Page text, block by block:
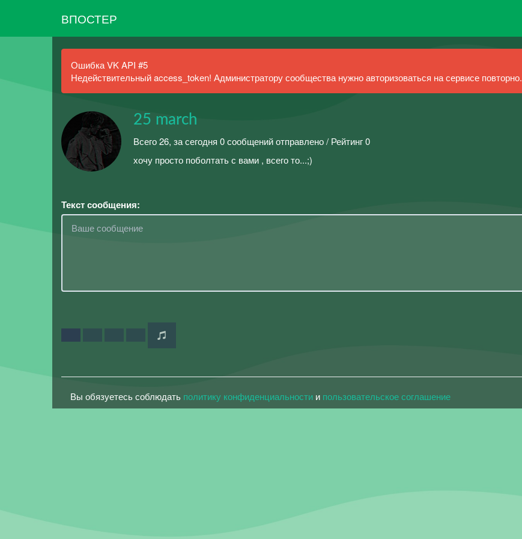
ВПОСТЕР
Ошибка VK API #5
Недействительный access_token! Администратору сообщества нужно авторизоваться на сервисе повторно.
25 march
Всего 26, за сегодня 0 сообщений отправлено / Рейтинг 0
хочу просто поболтать с вами , всего то...;)
Текст сообщения:
Вы обязуетесь соблюдать политику конфиденциальности и пользовательское соглашение